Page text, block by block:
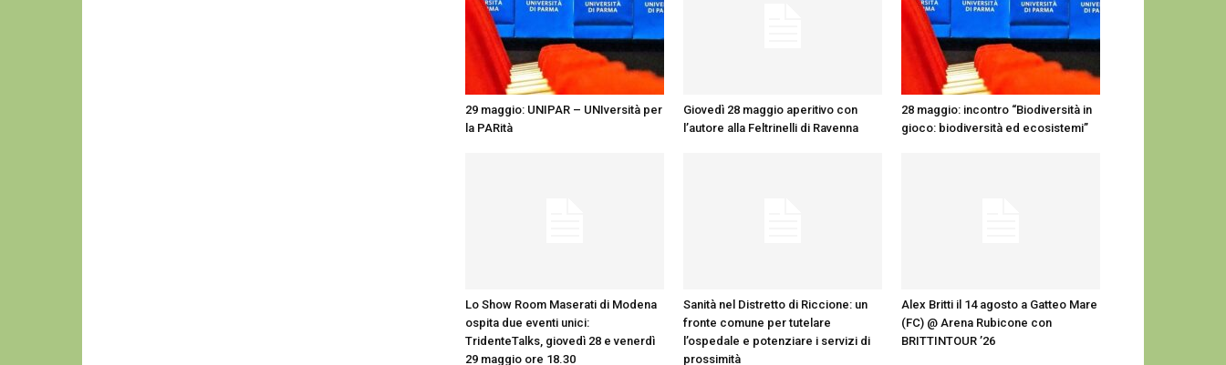
29 maggio: UNIPAR – UNIversità per
la PARità
Giovedì 28 maggio aperitivo con
l’autore alla Feltrinelli di Ravenna
28 maggio: incontro “Biodiversità in
gioco: biodiversità ed ecosistemi”
Lo Show Room Maserati di Modena
ospita due eventi unici:
TridenteTalks, giovedì 28 e venerdì
29 maggio ore 18.30
Sanità nel Distretto di Riccione: un
fronte comune per tutelare
l’ospedale e potenziare i servizi di
prossimità
Alex Britti il 14 agosto a Gatteo Mare
(FC) @ Arena Rubicone con
BRITTINTOUR ’26